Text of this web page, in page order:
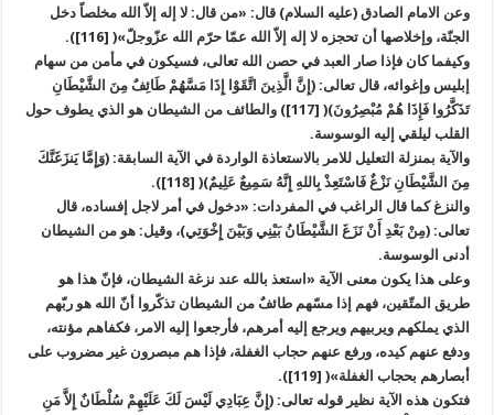
وعن الامام الصادق (عليه السلام) قال: «من قال: لا إله إلاّ الله مخلصاً دخل
الجنّة، وإخلاصها أن تحجزه لا إله إلاّ الله عمّا حرّم الله عزّوجلّ»( [116]).
وكيفما كان فإذا صار العبد في حصن الله تعالى، فسيكون في مأمن من سهام
إبليس وإغوائه، قال تعالى: (إِنَّ الَّذِينَ اتَّقَوْا إِذَا مَسَّهُمْ طَائِفٌ مِنَ الشَّيْطَانِ
تَذَكَّرُوا فَإِذَا هُمْ مُبْصِرُونَ)( [117]) والطائف من الشيطان هو الذي يطوف حول
القلب ليلقي إليه الوسوسة.
والآية بمنزلة التعليل للامر بالاستعاذة الواردة في الآية السابقة: (وَإِمَّا يَنزَغَنَّكَ
مِنَ الشَّيْطَانِ نَزْغٌ فَاسْتَعِذْ بِاللهِ إِنَّهُ سَمِيعٌ عَلِيمٌ)( [118]).
والنزغ كما قال الراغب في المفردات: «دخول في أمر لاجل إفساده، قال
تعالى: (مِنْ بَعْدِ أَنْ نَزَغَ الشَّيْطَانُ بَيْنِي وَبَيْنَ إِخْوَتِي)، وقيل: هو من الشيطان
أدنى الوسوسة.
وعلى هذا يكون معنى الآية «استعذ بالله عند نزغة الشيطان، فإنّ هذا هو
طريق المتّقين، فهم إذا مسّهم طائفٌ من الشيطان تذكّروا أنّ الله هو ربّهم
الذي يملكهم ويربيهم ويرجع إليه أمرهم، فأرجعوا إليه الامر، فكفاهم مؤنته،
ودفع عنهم كيده، ورفع عنهم حجاب الغفلة، فإذا هم مبصرون غير مضروب على
أبصارهم بحجاب الغفلة»( [119]).
فتكون هذه الآية نظير قوله تعالى: (إِنَّ عِبَادِي لَيْسَ لَكَ عَلَيْهِمْ سُلْطَانٌ إِلاَّ مَنِ